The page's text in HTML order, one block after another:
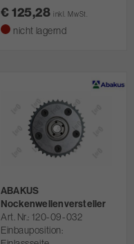
€ 125,28inkl. MwSt.
nicht lagernd
ABAKUS
Nockenwellenversteller
Art. Nr. 120-09-032
Einbauposition: